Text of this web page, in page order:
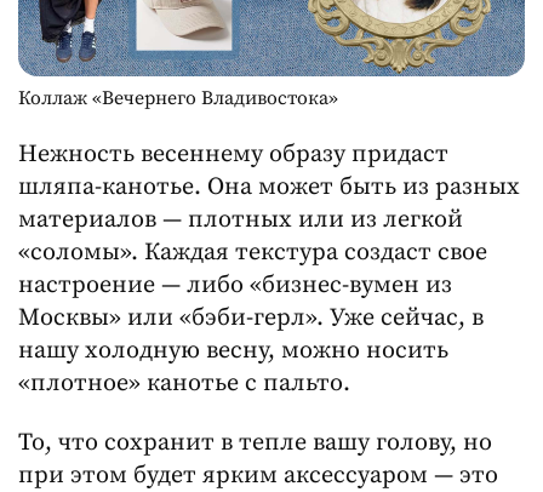
Коллаж «Вечернего Владивостока»
Нежность весеннему образу придаст
шляпа-канотье. Она может быть из разных
материалов — плотных или из легкой
«соломы». Каждая текстура создаст свое
настроение — либо «бизнес-вумен из
Москвы» или «бэби-герл». Уже сейчас, в
нашу холодную весну, можно носить
«плотное» канотье с пальто.
То, что сохранит в тепле вашу голову, но
при этом будет ярким аксессуаром — это